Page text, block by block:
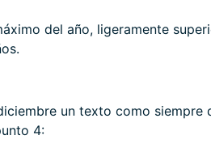
del año, ligeramente
un texto como siempre
4: